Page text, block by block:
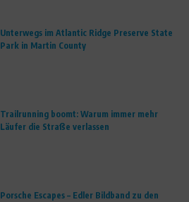
Unterwegs im Atlantic Ridge Preserve State
Park in Martin County
Trailrunning boomt: Warum immer mehr
Läufer die Straße verlassen
Porsche Escapes – Edler Bildband zu den